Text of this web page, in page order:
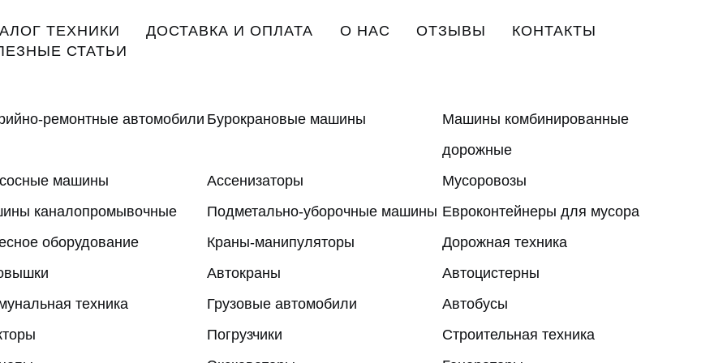
ТЕХНИКИ ДОСТАВКА И ОПЛАТА О НАС ОТЗЫВЫ
КОНТАКТЫ
СТАТЬИ
ремонтные автомобили Бурокрановые машины
Машины комбинированные
дорожные
машины
Ассенизаторы
Мусоровозы
каналопромывочные
Подметально-уборочные машины Евроконтейнеры для мусора
оборудование
Краны-манипуляторы
Дорожная техника
Автокраны
Автоцистерны
техника
Грузовые автомобили
Автобусы
Погрузчики
Строительная техника